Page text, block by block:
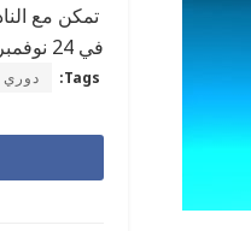
في 24 نوفمبر 2019
Tags: دوري